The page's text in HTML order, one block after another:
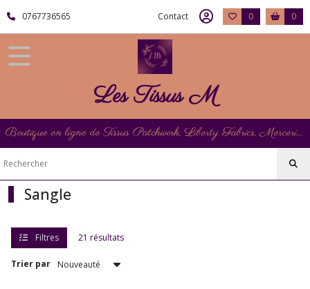
0767736565 Contact 0 0
Les Tissus M
Boutique en ligne de Tissus Patchwork, Liberty Fabrics, Mercerie et Matériel de Point de Croix
Sangle
Filtres 21 résultats
Trier par
Fermer
FILTRES
Mercerie
Rubannerie
Sangle
les
résultats